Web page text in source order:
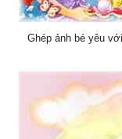
Ghép ảnh bé yêu